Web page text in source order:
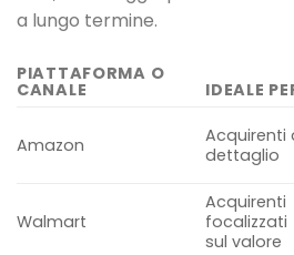
a lungo termine.
PIATTAFORMA O
CANALE IDEALE
Amazon
Acquirenti
dettaglio
Walmart
Acquirenti
focalizzati
sul valore